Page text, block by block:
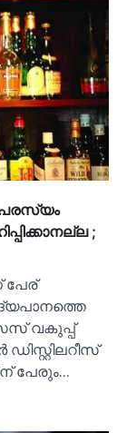
പരസ്യം
;
പേര്
വകുപ്പ്
പേരും…